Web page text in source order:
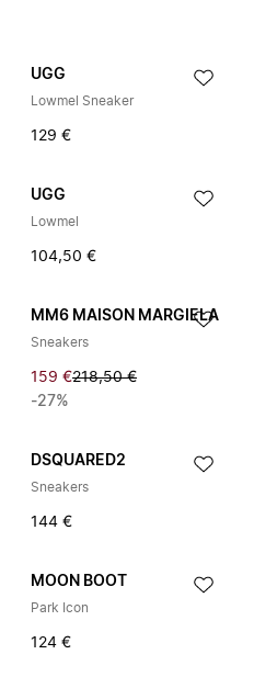
UGG
Lowmel Sneaker
129 €
UGG
Lowmel
104,50 €
MM6 MAISON MARGIELA
Sneakers
159 €218,50 €
-27%
DSQUARED2
Sneakers
144 €
MOON BOOT
Park Icon
124 €